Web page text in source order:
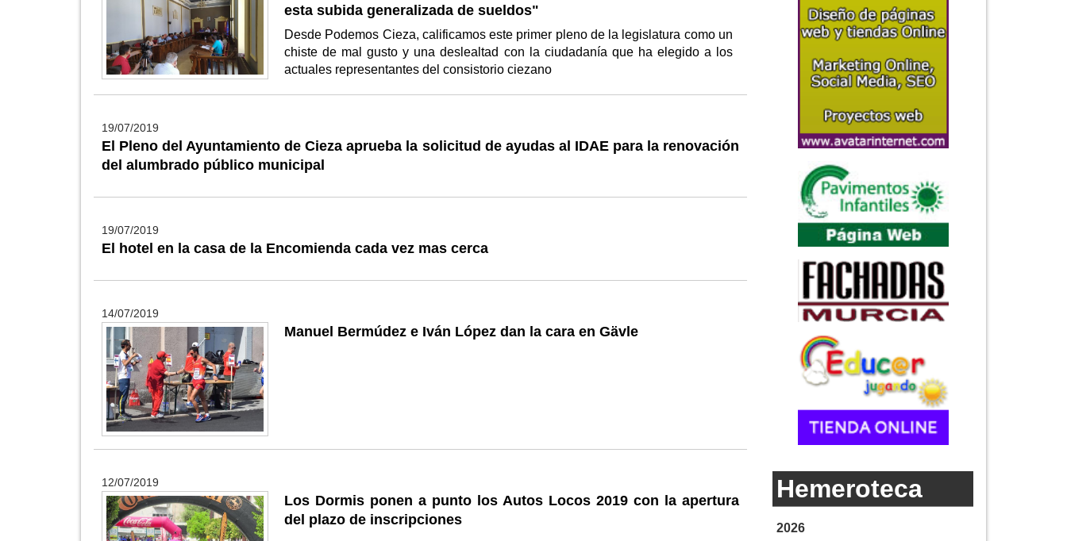
esta subida generalizada de sueldos"
Desde Podemos Cieza, calificamos este primer pleno de la legislatura como un
chiste de mal gusto y una deslealtad con la ciudadanía que ha elegido a los
actuales representantes del consistorio ciezano
19/07/2019
El Pleno del Ayuntamiento de Cieza aprueba la solicitud de ayudas al IDAE para la renovación
del alumbrado público municipal
19/07/2019
El hotel en la casa de la Encomienda cada vez mas cerca
14/07/2019
Manuel Bermúdez e Iván López dan la cara en Gävle
12/07/2019
Los Dormis ponen a punto los Autos Locos 2019 con la apertura
del plazo de inscripciones
Hemeroteca
2026